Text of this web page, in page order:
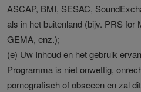
ASCAP, BMI, SESAC,
als in het buitenland (bijv. PRS
GEMA, enz.);
(e) Uw Inhoud en het gebruik
Programma is niet onwettig,
pornografisch of obsceen en zal